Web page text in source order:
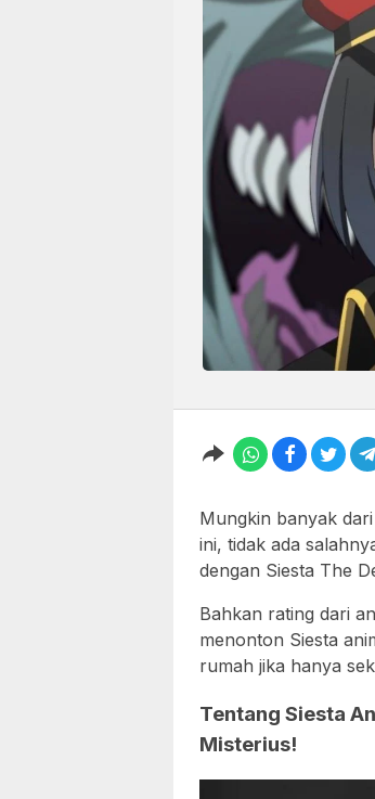
Mungkin banyak
ini, tidak ada
dengan Siesta The
Bahkan rating dari
menonton Siesta
rumah jika hanya
Tentang Siesta
Misterius!